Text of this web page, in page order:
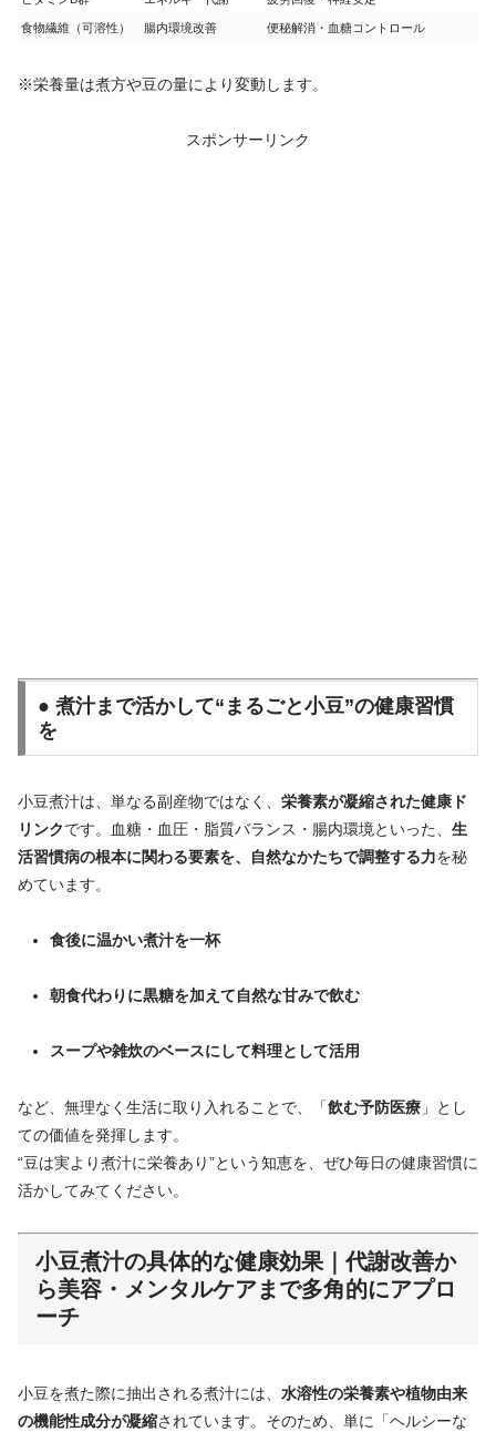
食物繊維（可溶性） 腸内環境改善 便秘解消・血糖コントロール
※栄養量は煮方や豆の量により変動します。
スポンサーリンク
● 煮汁まで活かして“まるごと小豆”の健康習慣
を
小豆煮汁は、単なる副産物ではなく、 栄養素が凝縮された健康ド
リンクです。血糖・血圧・脂質バランス・腸内環境といった、 生
活習慣病の根本に関わる要素を、自然なかたちで調整する力を秘
めています。
食後に温かい煮汁を一杯
朝食代わりに黒糖を加えて自然な甘みで飲む
スープや雑炊のベースにして料理として活用
など、無理なく生活に取り入れることで、「飲む予防医療 」とし
ての価値を発揮します。
“豆は実より煮汁に栄養あり”という知恵を、ぜひ毎日の健康習慣に
活かしてみてください。
小豆煮汁の具体的な健康効果｜代謝改善か
ら美容・メンタルケアまで多角的にアプロ
ーチ
小豆を煮た際に抽出される煮汁には、 水溶性の栄養素や植物由来
の機能性成分が凝縮されています。そのため、単に「ヘルシーな